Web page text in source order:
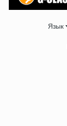
Язык